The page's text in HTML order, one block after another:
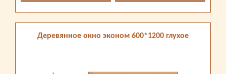
Деревянное окно эконом 600*1200 глухое